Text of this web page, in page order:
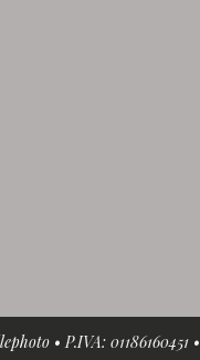
• P.IVA: 01186160451 •